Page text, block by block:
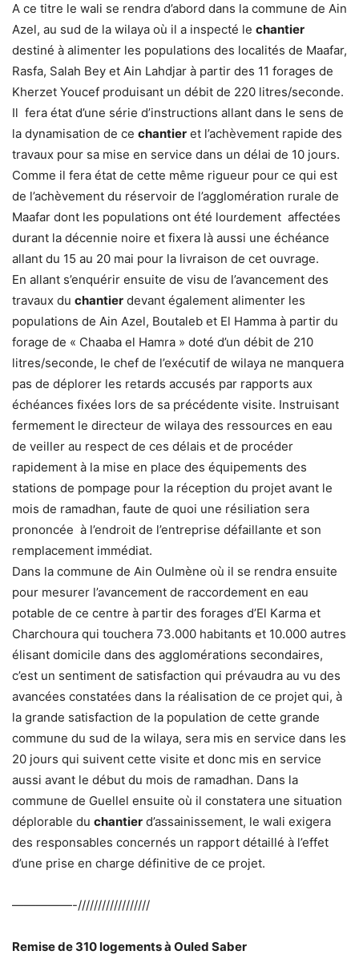
A ce titre le wali se rendra d’abord dans la commune de Ain
Azel, au sud de la wilaya où il a inspecté le chantier
destiné à alimenter les populations des localités de Maafar,
Rasfa, Salah Bey et Ain Lahdjar à partir des 11 forages de
Kherzet Youcef produisant un débit de 220 litres/seconde.
Il fera état d’une série d’instructions allant dans le sens de
la dynamisation de ce chantier et l’achèvement rapide des
travaux pour sa mise en service dans un délai de 10 jours.
Comme il fera état de cette même rigueur pour ce qui est
de l’achèvement du réservoir de l’agglomération rurale de
Maafar dont les populations ont été lourdement affectées
durant la décennie noire et fixera là aussi une échéance
allant du 15 au 20 mai pour la livraison de cet ouvrage.
En allant s’enquérir ensuite de visu de l’avancement des
travaux du chantier devant également alimenter les
populations de Ain Azel, Boutaleb et El Hamma à partir du
forage de « Chaaba el Hamra » doté d’un débit de 210
litres/seconde, le chef de l’exécutif de wilaya ne manquera
pas de déplorer les retards accusés par rapports aux
échéances fixées lors de sa précédente visite. Instruisant
fermement le directeur de wilaya des ressources en eau
de veiller au respect de ces délais et de procéder
rapidement à la mise en place des équipements des
stations de pompage pour la réception du projet avant le
mois de ramadhan, faute de quoi une résiliation sera
prononcée à l’endroit de l’entreprise défaillante et son
remplacement immédiat.
Dans la commune de Ain Oulmène où il se rendra ensuite
pour mesurer l’avancement de raccordement en eau
potable de ce centre à partir des forages d’El Karma et
Charchoura qui touchera 73.000 habitants et 10.000 autres
élisant domicile dans des agglomérations secondaires,
c’est un sentiment de satisfaction qui prévaudra au vu des
avancées constatées dans la réalisation de ce projet qui, à
la grande satisfaction de la population de cette grande
commune du sud de la wilaya, sera mis en service dans les
20 jours qui suivent cette visite et donc mis en service
aussi avant le début du mois de ramadhan. Dans la
commune de Guellel ensuite où il constatera une situation
déplorable du chantier d’assainissement, le wali exigera
des responsables concernés un rapport détaillé à l’effet
d’une prise en charge définitive de ce projet.
—————-//////////////////
Remise de 310 logements à Ouled Saber